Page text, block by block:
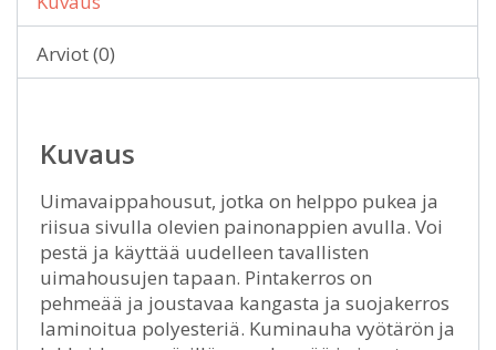
Arviot (0)
Kuvaus
Uimavaippahousut, jotka on helppo pukea ja
riisua sivulla olevien painonappien avulla. Voi
pestä ja käyttää uudelleen tavallisten
uimahousujen tapaan. Pintakerros on
pehmeää ja joustavaa kangasta ja suojakerros
laminoitua polyesteriä. Kuminauha vyötärön ja